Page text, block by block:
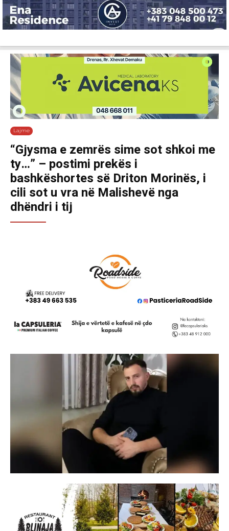
Lajme
“Gjysma e zemrës sime sot shkoi me
ty…” – postimi prekës i
bashkëshortes së Driton Morinës, i
cili sot u vra në Malishevë nga
dhëndri i tij